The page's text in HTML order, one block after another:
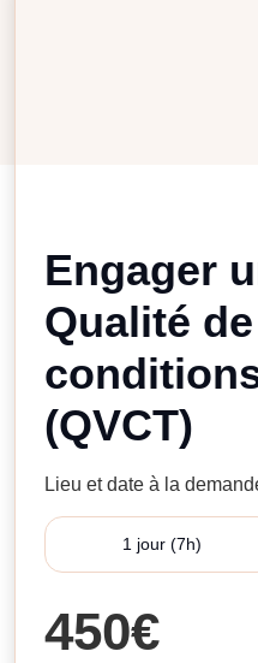
Engager
Qualité
(QVCT)
Lieu et date à la
1 jour (7h)
450€